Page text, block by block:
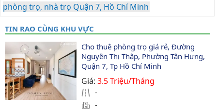
phòng trọ, nhà trọ Quận 7, Hồ Chí Minh
TIN RAO CÙNG KHU VỰC
Cho thuê phòng trọ giá rẻ, Đường
Nguyễn Thị Thập, Phường Tân Hưng,
Quận 7, Tp Hồ Chí Minh
Giá:3.5 Triệu/Tháng
-
-